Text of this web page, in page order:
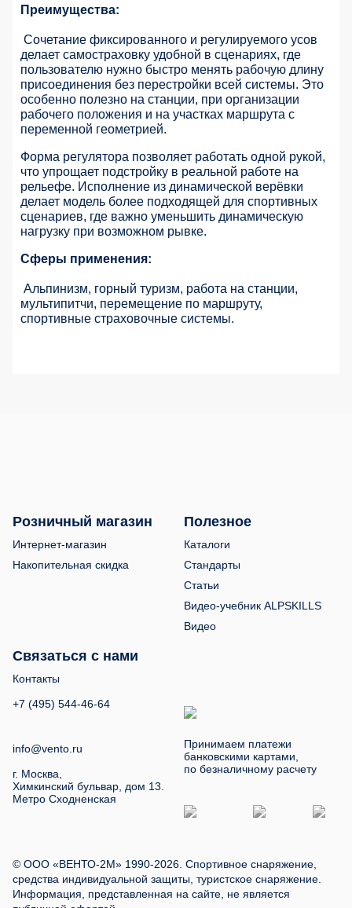
Преимущества:
Сочетание фиксированного и регулируемого усов
делает самостраховку удобной в сценариях, где
пользователю нужно быстро менять рабочую длину
присоединения без перестройки всей системы. Это
особенно полезно на станции, при организации
рабочего положения и на участках маршрута с
переменной геометрией.
Форма регулятора позволяет работать одной рукой,
что упрощает подстройку в реальной работе на
рельефе. Исполнение из динамической верёвки
делает модель более подходящей для спортивных
сценариев, где важно уменьшить динамическую
нагрузку при возможном рывке.
Сферы применения:
Альпинизм, горный туризм, работа на станции,
мультипитчи, перемещение по маршруту,
спортивные страховочные системы.
Розничный магазин
Интернет-магазин
Накопительная скидка
Полезное
Каталоги
Стандарты
Статьи
Видео-учебник ALPSKILLS
Видео
Связаться с нами
Контакты
+7 (495) 544-46-64
info@vento.ru
г. Москва,
Химкинский бульвар, дом 13.
Метро Сходненская
Принимаем платежи
банковскими картами,
по безналичному расчету
© ООО «ВЕНТО-2М» 1990-2026. Спортивное снаряжение,
средства индивидуальной защиты, туристское снаряжение.
Информация, представленная на сайте, не является